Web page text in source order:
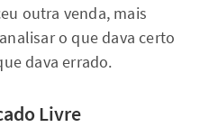
outra venda, mais
o que dava certo
dava errado.
Livre